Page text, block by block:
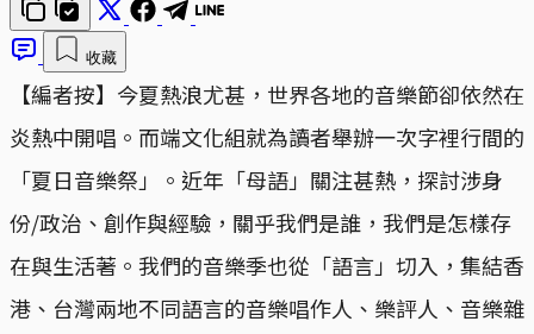
收藏
【編者按】今夏熱浪尤甚，世界各地的音樂節卻依然在
炎熱中開唱。而端文化組就為讀者舉辦一次字裡行間的
「夏日音樂祭」。近年「母語」關注甚熱，探討涉身
份/政治、創作與經驗，關乎我們是誰，我們是怎樣存
在與生活著。我們的音樂季也從「語言」切入，集結香
港、台灣兩地不同語言的音樂唱作人、樂評人、音樂雜